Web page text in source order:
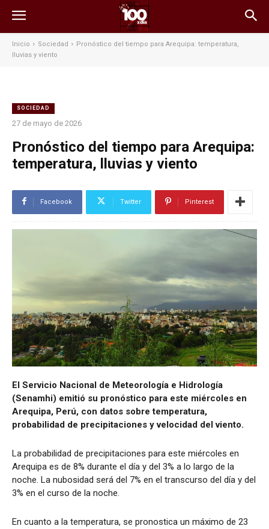
Inicio Sociedad
Pronóstico del tiempo para Arequipa: temperatura,
lluvias y viento
SOCIEDAD
27 de mayo de 2026
Pronóstico del tiempo para Arequipa:
temperatura, lluvias y viento
Facebook Twitter Pinterest
El Servicio Nacional de Meteorología e Hidrología
(Senamhi) emitió su pronóstico para este miércoles en
Arequipa, Perú, con datos sobre temperatura,
probabilidad de precipitaciones y velocidad del viento.
La probabilidad de precipitaciones para este miércoles en
Arequipa es de 8% durante el día y del 3% a lo largo de la
noche. La nubosidad será del 7% en el transcurso del día y del
3% en el curso de la noche.
En cuanto a la temperatura, se pronostica un máximo de 23